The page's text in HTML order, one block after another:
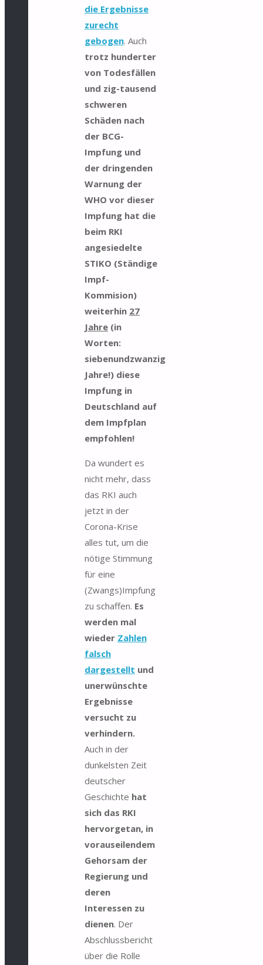
die Ergebnisse
zurecht
gebogen. Auch
trotz hunderter
von Todesfällen
und zig-tausend
schweren
Schäden nach
der BCG-
Impfung und
der dringenden
Warnung der
WHO vor dieser
Impfung hat die
beim RKI
angesiedelte
STIKO (Ständige
Impf-
Kommision)
weiterhin 27
Jahre(in
Worten:
siebenundzwanzig
Jahre!) diese
Impfung in
Deutschland auf
dem Impfplan
empfohlen!
Da wundert es
nicht mehr, dass
das RKI auch
jetzt in der
Corona-Krise
alles tut, um die
nötige Stimmung
für eine
(Zwangs)Impfung
zu schaffen. Es
werden mal
wieder Zahlen
falsch
dargestellt und
unerwünschte
Ergebnisse
versucht zu
verhindern.
Auch in der
dunkelsten Zeit
deutscher
Geschichte hat
sich das RKI
hervorgetan, in
vorauseilendem
Gehorsam der
Regierung und
deren
Interessen zu
dienen. Der
Abschlussbericht
über die Rolle